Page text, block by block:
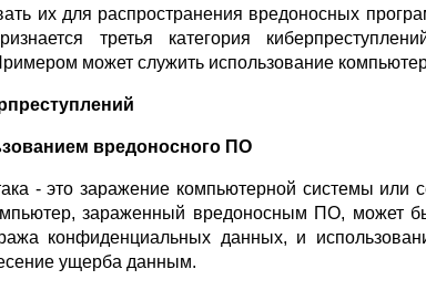
их для распространения вредоносных
третья категория
может служить использование
вредоносного ПО
- это заражение компьютерной системы или
зараженный вредоносным ПО, может
конфиденциальных данных, и
ущерба данным.